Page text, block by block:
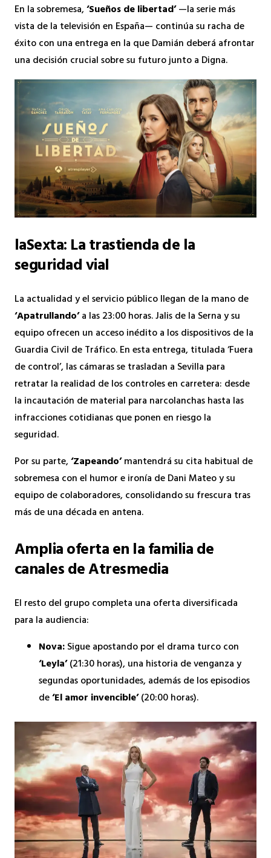
En la sobremesa,‘Sueños de libertad’—la serie más
vista de la televisión en España— continúa su racha de
éxito con una entrega en la que Damián deberá afrontar
una decisión crucial sobre su futuro junto a Digna.
laSexta: La trastienda de la
seguridad vial
La actualidad y el servicio público llegan de la mano de
‘Apatrullando’a las 23:00 horas. Jalis de la Serna y su
equipo ofrecen un acceso inédito a los dispositivos de la
Guardia Civil de Tráfico. En esta entrega, titulada ‘Fuera
de control’, las cámaras se trasladan a Sevilla para
retratar la realidad de los controles en carretera: desde
la incautación de material para narcolanchas hasta las
infracciones cotidianas que ponen en riesgo la
seguridad.
Por su parte,‘Zapeando’mantendrá su cita habitual de
sobremesa con el humor e ironía de Dani Mateo y su
equipo de colaboradores, consolidando su frescura tras
más de una década en antena.
Amplia oferta en la familia de
canales de Atresmedia
El resto del grupo completa una oferta diversificada
para la audiencia:
Nova:Sigue apostando por el drama turco con
‘Leyla’(21:30 horas), una historia de venganza y
segundas oportunidades, además de los episodios
de‘El amor invencible’(20:00 horas).